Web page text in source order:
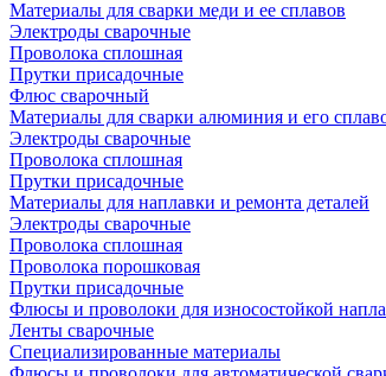
Материалы для сварки меди и ее сплавов
Электроды сварочные
Проволока сплошная
Прутки присадочные
Флюс сварочный
Материалы для сварки алюминия и его
Электроды сварочные
Проволока сплошная
Прутки присадочные
Материалы для наплавки и ремонта деталей
Электроды сварочные
Проволока сплошная
Проволока порошковая
Прутки присадочные
Флюсы и проволоки для износостойкой
Ленты сварочные
Специализированные материалы